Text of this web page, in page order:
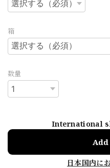
箱
数量
International
日本国内に